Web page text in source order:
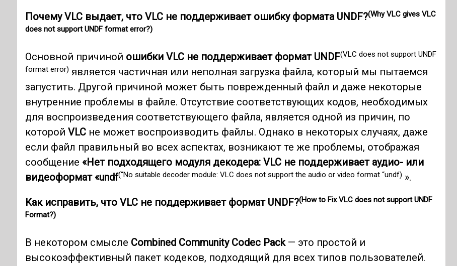
Почему VLC выдает, что VLC не поддерживает ошибку формата UNDF?(Why VLC gives VLC
does not support UNDF format error?)
Основной причиной ошибки VLC не поддерживает формат UNDF(VLC does not support UNDF
format error) является частичная или неполная загрузка файла, который мы пытаемся
запустить. Другой причиной может быть поврежденный файл и даже некоторые
внутренние проблемы в файле. Отсутствие соответствующих кодов, необходимых
для воспроизведения соответствующего файла, является одной из причин, по
которой VLCне может воспроизводить файлы. Однако в некоторых случаях, даже
если файл правильный во всех аспектах, возникают те же проблемы, отображая
сообщение «Нет подходящего модуля декодера: VLC не поддерживает аудио- или
видеоформат «undf(“No suitable decoder module: VLC does not support the audio or video format “undf) ».
Как исправить, что VLC не поддерживает формат UNDF?(How to Fix VLC does not support UNDF
Format?)
В некотором смысле Combined Community Codec Pack— это простой и
высокоэффективный пакет кодеков, подходящий для всех типов пользователей.